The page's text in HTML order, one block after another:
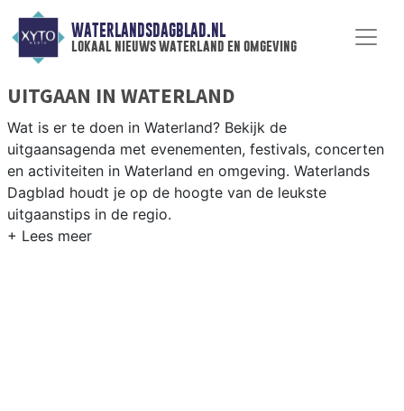
WATERLANDSDAGBLAD.NL
lokaal nieuws waterland en omgeving
UITGAAN IN WATERLAND
Wat is er te doen in Waterland? Bekijk de
uitgaansagenda met evenementen, festivals, concerten
en activiteiten in Waterland en omgeving. Waterlands
Dagblad houdt je op de hoogte van de leukste
uitgaanstips in de regio.